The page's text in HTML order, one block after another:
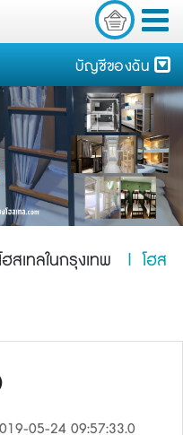
บัญชีของฉัน
สเทลในกรุงเทพ | โฮส
05-24 09:57:33.0